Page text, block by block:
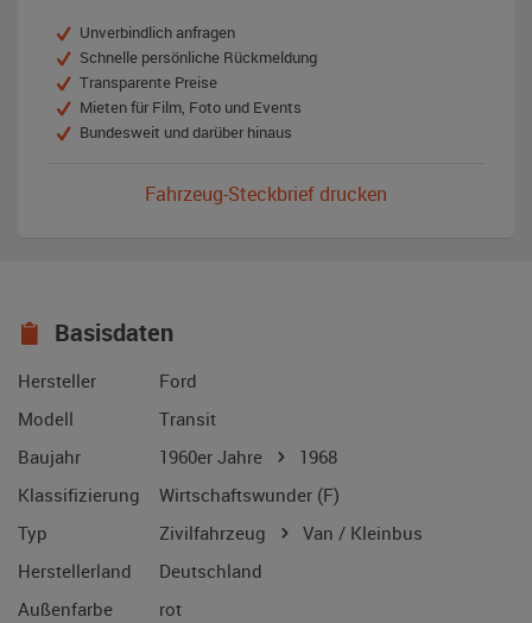
Unverbindlich anfragen
Schnelle persönliche Rückmeldung
Transparente Preise
Mieten für Film, Foto und Events
Bundesweit und darüber hinaus
Fahrzeug-Steckbrief drucken
Basisdaten
Hersteller
Ford
Modell
Transit
Baujahr
1960er Jahre
1968
Klassifizierung
Wirtschaftswunder (F)
Typ
Zivilfahrzeug
Van / Kleinbus
Herstellerland
Deutschland
Außenfarbe
rot